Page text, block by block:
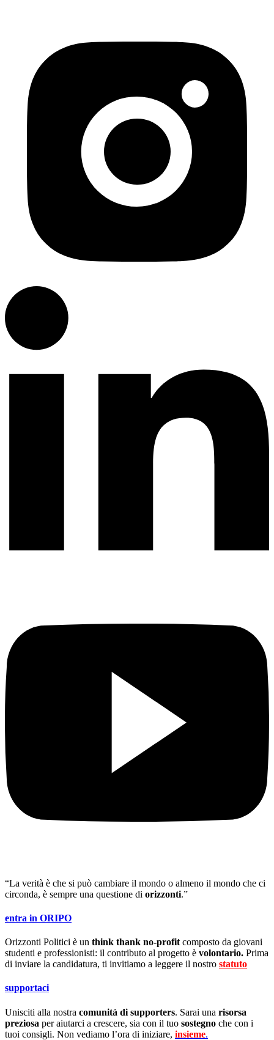
“La verità è che si può cambiare il mondo o almeno il mondo che ci
circonda, è sempre una questione di orizzonti.”
entra in ORIPO
Orizzonti Politici è un think thank no-profit composto da giovani
studenti e professionisti: il contributo al progetto è volontario. Prima
di inviare la candidatura, ti invitiamo a leggere il nostro statuto
supportaci
Unisciti alla nostra comunità di supporters. Sarai una risorsa
preziosa per aiutarci a crescere, sia con il tuo sostegno che con i
tuoi consigli. Non vediamo l’ora di iniziare, insieme.